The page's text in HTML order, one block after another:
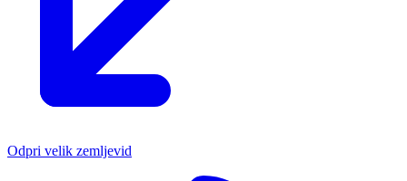
Odpri velik zemljevid